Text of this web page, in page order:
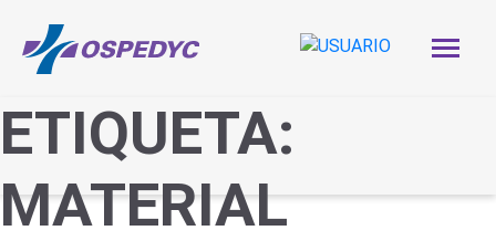
ETIQUETA:
MATERIAL